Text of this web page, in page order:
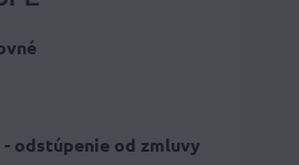
odstúpenie od zmluvy